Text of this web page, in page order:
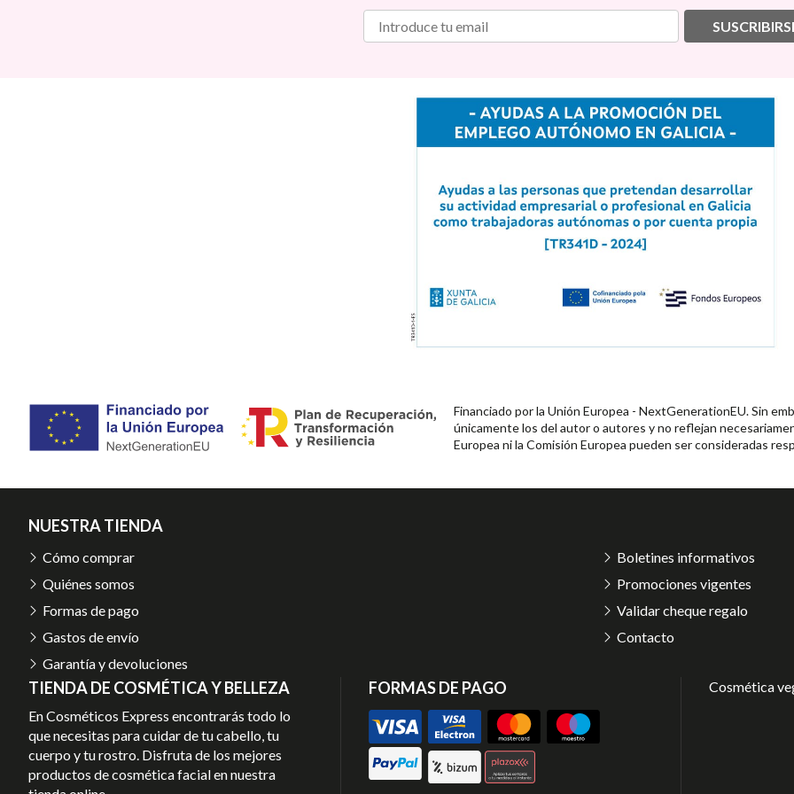
Financiado por la Unión Europea - NextGenerationEU. Sin
únicamente los del autor o autores y no reflejan
Europea ni la Comisión Europea pueden ser consideradas
TIENDA DE COSMÉTICA Y BELLEZA
En Cosméticos Express encontrarás todo lo
que necesitas para cuidar de tu cabello, tu
cuerpo y tu rostro. Disfruta de los mejores
productos de cosmética facial en nuestra
FORMAS DE PAGO
NUESTRA TIENDA
Cómo comprar
Quiénes somos
Formas de pago
Gastos de envío
Garantía y devoluciones
Boletines informativos
Promociones vigentes
Validar cheque regalo
Contacto
Cosmética